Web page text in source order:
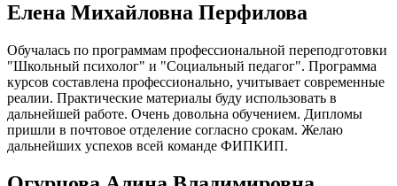
Елена Михайловна Перфилова
Обучалась по программам профессиональной переподготовки
"Школьный психолог" и "Социальный педагог". Программа
курсов составлена профессионально, учитывает современные
реалии. Практические материалы буду использовать в
дальнейшей работе. Очень довольна обучением. Дипломы
пришли в почтовое отделение согласно срокам. Желаю
дальнейших успехов всей команде ФИПКИП.